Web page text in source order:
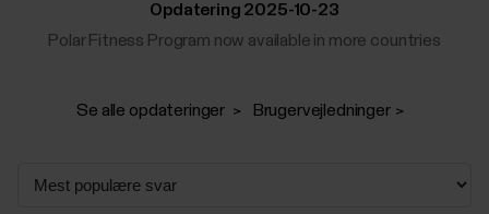
Opdatering 2025-10-23
Polar Fitness Program now available in more countries
Se alle opdateringer Brugervejledninger